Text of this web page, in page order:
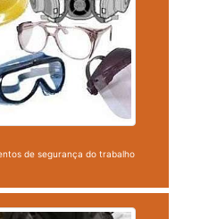
de segurança do trabalho